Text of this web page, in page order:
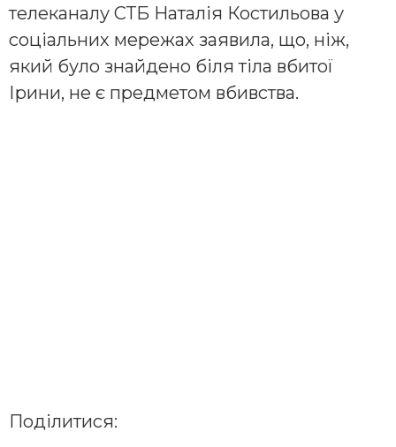
телеканалу СТБ Наталія Костильова у
соціальних мережах заявила, що, ніж,
який було знайдено біля тіла вбитої
Ірини, не є предметом вбивства.
Поділитися: